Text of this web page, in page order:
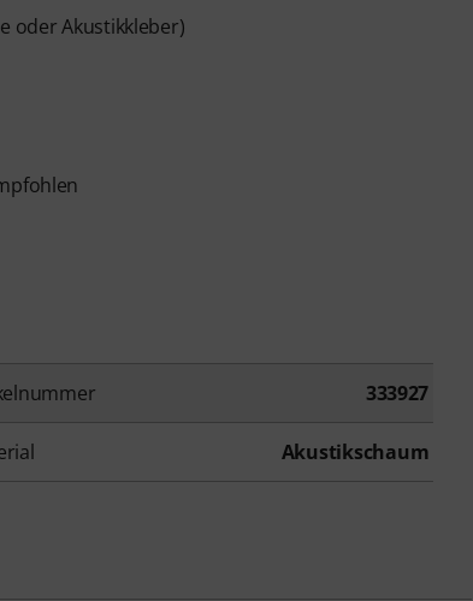
oder Akustikkleber)
333927
Akustikschaum